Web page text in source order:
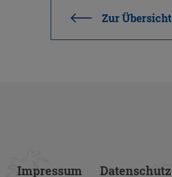
Zur Über­sicht
Im­pres­sum Da­ten­schutz